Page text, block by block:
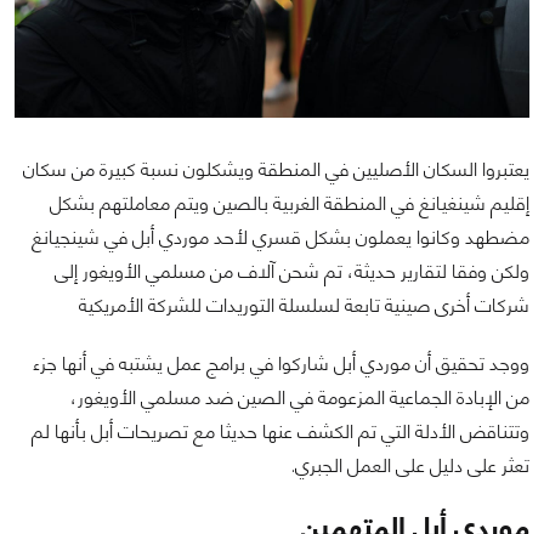
يعتبروا السكان الأصليين في المنطقة ويشكلون نسبة كبيرة من سكان
إقليم شينغيانغ في المنطقة الغربية بالصين ويتم معاملتهم بشكل
مضطهد وكانوا يعملون بشكل قسري لأحد موردي أبل في شينجيانغ
ولكن وفقا لتقارير حديثة، تم شحن آلاف من مسلمي الأويغور إلى
شركات أخرى صينية تابعة لسلسلة التوريدات للشركة الأمريكية
ووجد تحقيق أن موردي أبل شاركوا في برامج عمل يشتبه في أنها جزء
من الإبادة الجماعية المزعومة في الصين ضد مسلمي الأويغور،
وتتناقض الأدلة التي تم الكشف عنها حديثا مع تصريحات أبل بأنها لم
تعثر على دليل على العمل الجبري.